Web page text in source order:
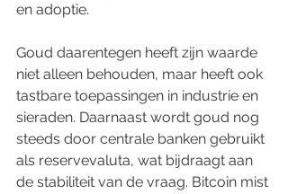
en adoptie.
Goud daarentegen heeft zijn waarde
niet alleen behouden, maar heeft ook
tastbare toepassingen in industrie en
sieraden. Daarnaast wordt goud nog
steeds door centrale banken gebruikt
als reservevaluta, wat bijdraagt aan
de stabiliteit van de vraag. Bitcoin mist